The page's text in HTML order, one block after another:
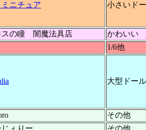
ニチュア 小さいド
スの瞳 闇魔法具店
かわいい
1/6他
大型ドール
その他
ぇりー
その他